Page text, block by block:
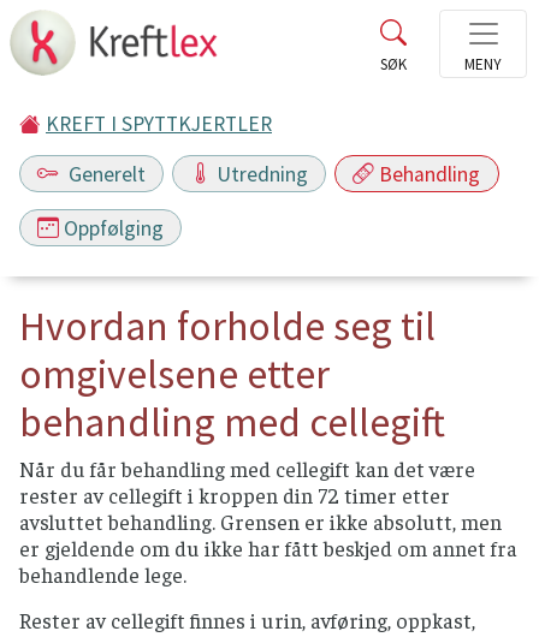
KREFT I SPYTTKJERTLER
Generelt
Utredning Behandling
Oppfølging
Hvordan forholde seg til
omgivelsene etter
behandling med cellegift
Når du får behandling med cellegift kan det være
rester av cellegift i kroppen din 72 timer etter
avsluttet behandling. Grensen er ikke absolutt, men
er gjeldende om du ikke har fått beskjed om annet fra
behandlende lege.
Rester av cellegift finnes i urin, avføring, oppkast,